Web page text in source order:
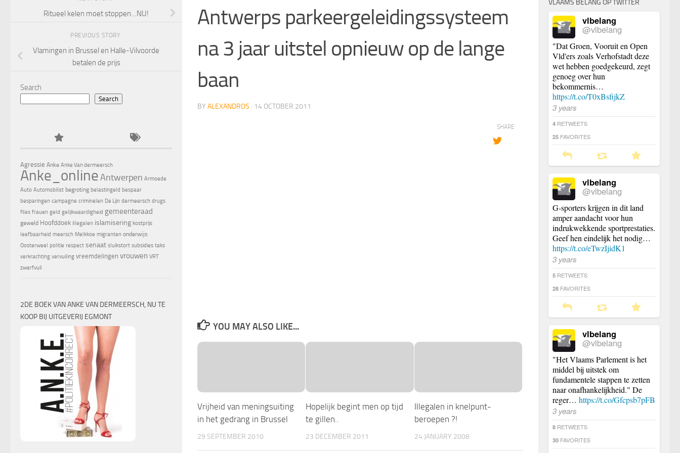
Antwerps parkeergeleidingssysteem
na 3 jaar uitstel opnieuw op de lange
baan
BY ALEXANDROS · 14 OCTOBER 2011
SHARE
YOU MAY ALSO LIKE...
Vrijheid van meningsuiting
in het gedrang in Brussel
29 SEPTEMBER 2010
Hopelijk begint men op tijd
te gillen..
23 DECEMBER 2011
Illegalen in knelpunt-
beroepen ?!
24 JANUARY 2008
Ritueel kelen moet stoppen…NU!
PREVIOUS STORY
Vlamingen in Brussel en Halle-Vilvoorde
betalen de prijs
Search
Search
Agressie Anke Anke Van dermeersch
Anke_onlineAntwerpen Armoede
Auto Automobilist begroting belastingeld bespaar
besparingen campagne criminelen De Lijn dermeersch drugs
files frauen geld gelijkwaardigheid gemeenteraad
geweld Hoofddoek illegalen islamisering kostprijs
leefbaarheid meersch Melkkoe migranten onderwijs
Oosterweel politie respect senaat sluikstort subsidies taks
verkrachting vervuiling vreemdelingen vrouwen VRT
zwerfvuil
2DE BOEK VAN ANKE VAN DERMEERSCH, NU TE
KOOP BIJ UITGEVERIJ EGMONT
VLAAMS BELANG OP TWITTER
vlbelang
@vlbelang
"Dat Groen, Vooruit en Open
Vld'ers zoals Verhofstadt deze
wet hebben goedgekeurd, zegt
genoeg over hun
bekommernis…
https://t.co/T0xBsfijkZ
3 years
4 RETWEETS
25 FAVORITES
vlbelang
@vlbelang
G-sporters krijgen in dit land
amper aandacht voor hun
indrukwekkende sportprestaties.
Geef hen eindelijk het nodig…
https://t.co/eTwzIjidK1
3 years
5 RETWEETS
28 FAVORITES
vlbelang
@vlbelang
"Het Vlaams Parlement is het
middel bij uitstek om
fundamentele stappen te zetten
naar onafhankelijkheid." De
reger… https://t.co/Gfcpsb7pFB
3 years
8 RETWEETS
30 FAVORITES